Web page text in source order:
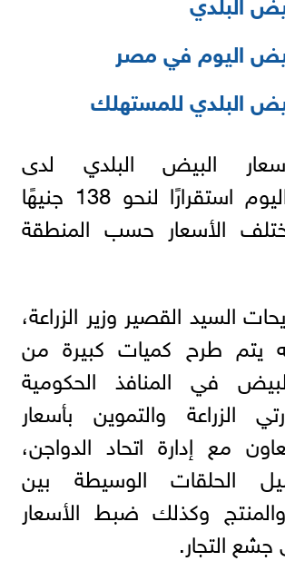
اليوم في مصر
البلدي للمستهلك
البيض البلدي لدى
المستهلك اليوم استقرارًا لنحو 138 جنيهًا
الأسعار حسب المنطقة
السيد القصير وزير الزراعة،
يتم طرح كميات كبيرة من
في المنافذ الحكومية
الزراعة والتموين بأسعار
مع إدارة اتحاد الدواجن،
الحلقات الوسيطة بين
وكذلك ضبط الأسعار
التجار.